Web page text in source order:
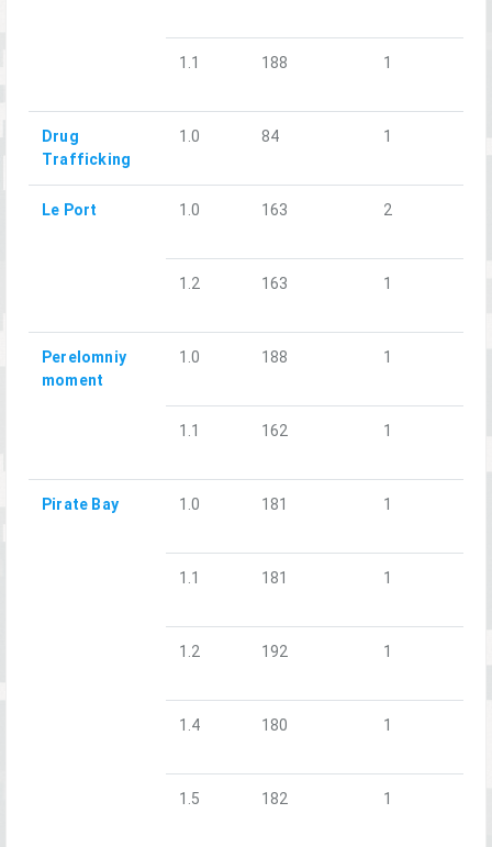
1.1 188 1
Drug
Trafficking
1.0 84 1
Le Port 1.0 163 2
1.2 163 1
Perelomniy
moment
1.0 188 1
1.1 162 1
Pirate Bay 1.0 181 1
1.1 181 1
1.2 192 1
1.4 180 1
1.5 182 1